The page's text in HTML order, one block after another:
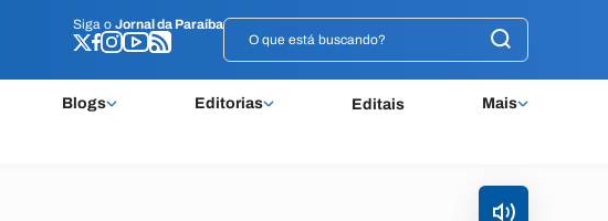
Siga o Jornal da Paraíba
Blogs Editorias Editais Mais
Siga o Jornal da Paraíba